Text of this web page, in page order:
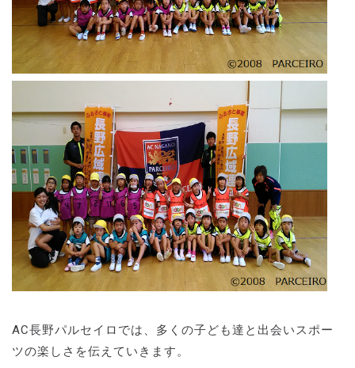
AC長野パルセイロでは、多くの子ども達と出会いスポー
ツの楽しさを伝えていきます。